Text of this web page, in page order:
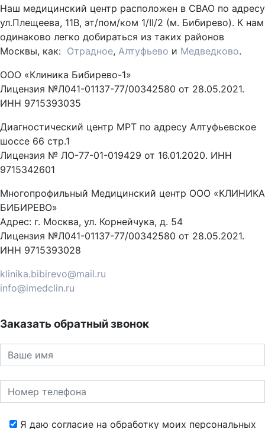
Наш медицинский центр расположен в СВАО по адресу
ул.Плещеева, 11В, эт/пом/ком 1/II/2 (м. Бибирево). К нам
одинаково легко добираться из таких районов
Москвы, как: Отрадное, Алтуфьево и Медведково.
ООО «Клиника Бибирево-1»
Лицензия №Л041-01137-77/00342580 от 28.05.2021.
ИНН 9715393035
Диагностический центр МРТ по адресу Алтуфьевское
шоссе 66 стр.1
Лицензия № ЛО-77-01-019429 от 16.01.2020. ИНН
9715342601
Многопрофильный Медицинский центр ООО «КЛИНИКА
БИБИРЕВО»
Адрес: г. Москва, ул. Корнейчука, д. 54
Лицензия №Л041-01137-77/00342580 от 28.05.2021.
ИНН 9715393028
klinika.bibirevo@mail.ru
info@imedclin.ru
Заказать обратный звонок
Я даю согласие на обработку моих персональных